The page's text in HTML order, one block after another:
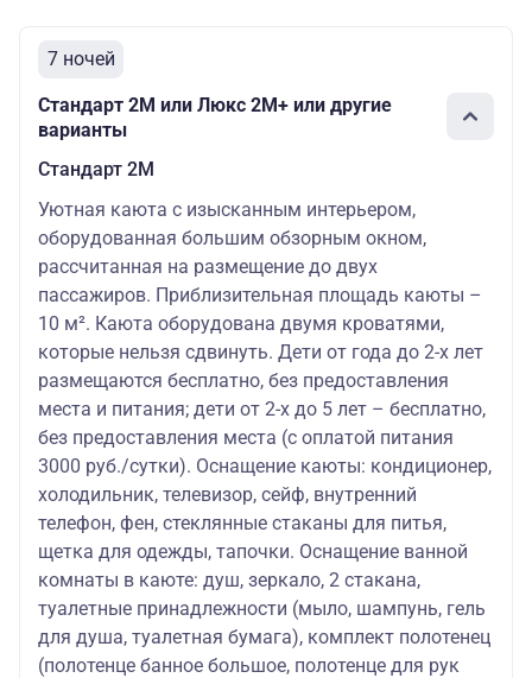
7 ночей
Стандарт 2M или Люкс 2М+ или другие
варианты
Стандарт 2M
Уютная каюта с изысканным интерьером,
оборудованная большим обзорным окном,
рассчитанная на размещение до двух
пассажиров. Приблизительная площадь каюты –
10 м². Каюта оборудована двумя кроватями,
которые нельзя сдвинуть. Дети от года до 2-х лет
размещаются бесплатно, без предоставления
места и питания; дети от 2-х до 5 лет – бесплатно,
без предоставления места (с оплатой питания
3000 руб./сутки). Оснащение каюты: кондиционер,
холодильник, телевизор, сейф, внутренний
телефон, фен, стеклянные стаканы для питья,
щетка для одежды, тапочки. Оснащение ванной
комнаты в каюте: душ, зеркало, 2 стакана,
туалетные принадлежности (мыло, шампунь, гель
для душа, туалетная бумага), комплект полотенец
(полотенце банное большое, полотенце для рук